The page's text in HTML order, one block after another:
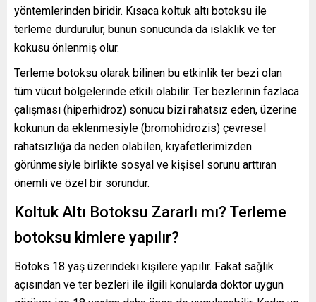
yöntemlerinden biridir. Kısaca koltuk altı botoksu ile
terleme durdurulur, bunun sonucunda da ıslaklık ve ter
kokusu önlenmiş olur.
Terleme botoksu olarak bilinen bu etkinlik ter bezi olan
tüm vücut bölgelerinde etkili olabilir. Ter bezlerinin fazlaca
çalışması (hiperhidroz) sonucu bizi rahatsız eden, üzerine
kokunun da eklenmesiyle (bromohidrozis) çevresel
rahatsızlığa da neden olabilen, kıyafetlerimizden
görünmesiyle birlikte sosyal ve kişisel sorunu arttıran
önemli ve özel bir sorundur.
Koltuk Altı Botoksu Zararlı mı? Terleme
botoksu kimlere yapılır?
Botoks 18 yaş üzerindeki kişilere yapılır. Fakat sağlık
açısından ve ter bezleri ile ilgili konularda doktor uygun